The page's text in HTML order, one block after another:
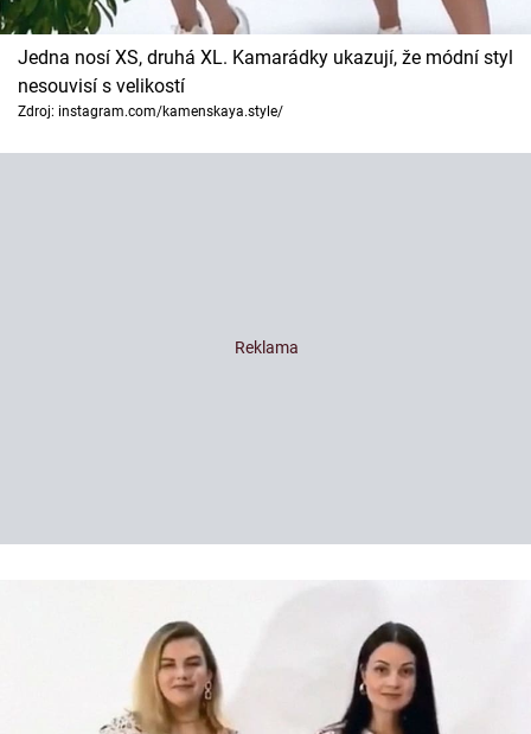
Jedna nosí XS, druhá XL. Kamarádky ukazují, že módní styl
nesouvisí s velikostí
Zdroj: instagram.com/kamenskaya.style/